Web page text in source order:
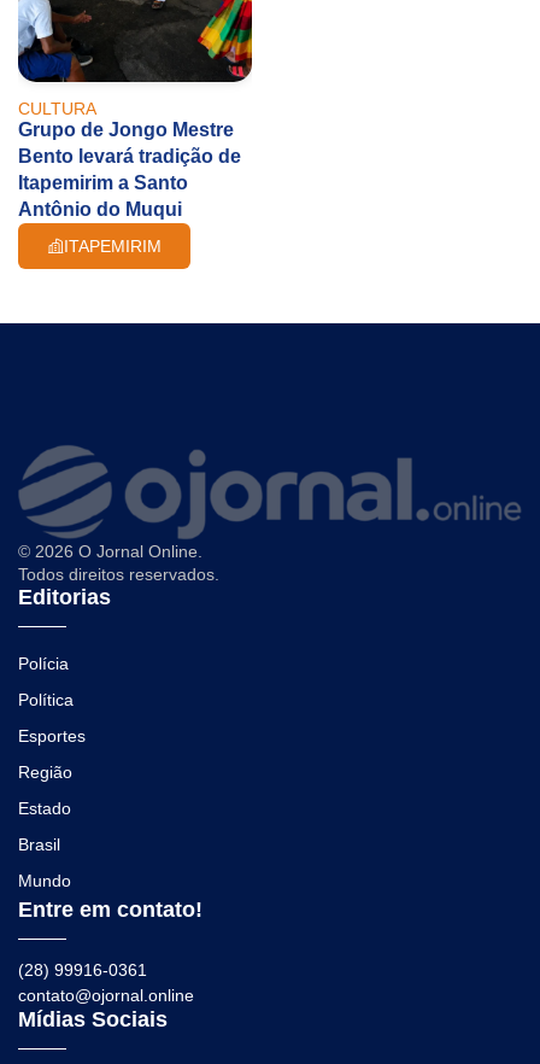
CULTURA
Grupo de Jongo Mestre
Bento levará tradição de
Itapemirim a Santo
Antônio do Muqui
ITAPEMIRIM
© 2026 O Jornal Online.
Todos direitos reservados.
Editorias
Polícia
Política
Esportes
Região
Estado
Brasil
Mundo
Entre em contato!
(28) 99916-0361
contato@ojornal.online
Mídias Sociais